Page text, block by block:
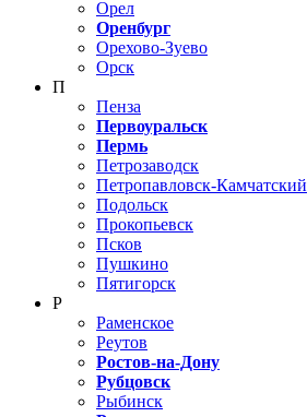
Орел
Оренбург
Орехово-Зуево
Орск
П
Пенза
Первоуральск
Пермь
Петрозаводск
Петропавловск-Камчатский
Подольск
Прокопьевск
Псков
Пушкино
Пятигорск
Р
Раменское
Реутов
Ростов-на-Дону
Рубцовск
Рыбинск